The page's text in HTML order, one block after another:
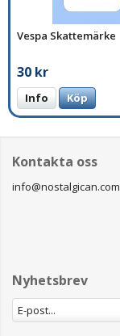
Vespa Skattemärke
30 kr
Info Köp
Kontakta oss
info@nostalgican.com
Nyhetsbrev